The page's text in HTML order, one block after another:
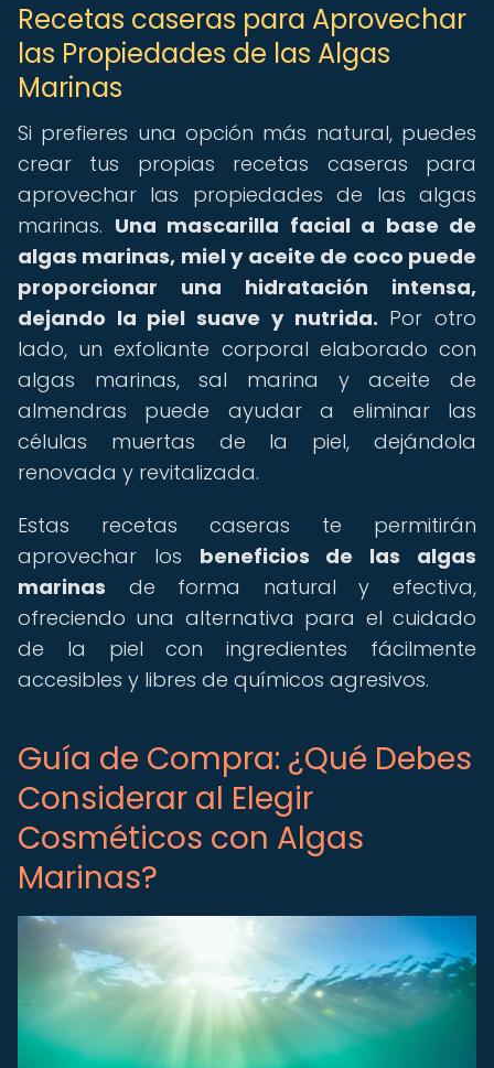
Recetas caseras para Aprovechar
las Propiedades de las Algas
Marinas
Si prefieres una opción más natural, puedes
crear tus propias recetas caseras para
aprovechar las propiedades de las algas
marinas. Una mascarilla facial a base de
algas marinas, miel y aceite de coco puede
proporcionar una hidratación intensa,
dejando la piel suave y nutrida. Por otro
lado, un exfoliante corporal elaborado con
algas marinas, sal marina y aceite de
almendras puede ayudar a eliminar las
células muertas de la piel, dejándola
renovada y revitalizada.
Estas recetas caseras te permitirán
aprovechar los beneficios de las algas
marinas de forma natural y efectiva,
ofreciendo una alternativa para el cuidado
de la piel con ingredientes fácilmente
accesibles y libres de químicos agresivos.
Guía de Compra: ¿Qué Debes
Considerar al Elegir
Cosméticos con Algas
Marinas?